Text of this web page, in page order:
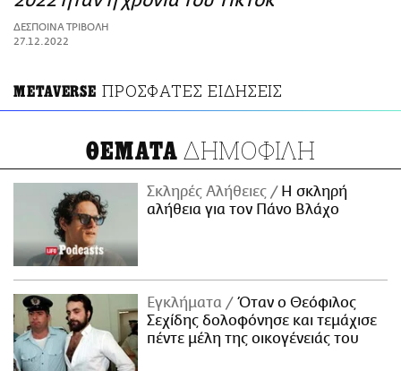
ΑΜΠΑ
PRINT
ΔΕΣΠΟΙΝΑ ΤΡΙΒΟΛΗ
27.12.2022
ΜETAVERSE ΠΡΟΣΦΑΤΕΣ ΕΙΔΗΣΕΙΣ
ΘΕΜΑΤΑ ΔΗΜΟΦΙΛΗ
Σκληρές Αλήθειες
H σκληρή
αλήθεια για τον Πάνο Βλάχο
Εγκλήματα
Όταν ο Θεόφιλος
Σεχίδης δολοφόνησε και τεμάχισε
πέντε μέλη της οικογένειάς του